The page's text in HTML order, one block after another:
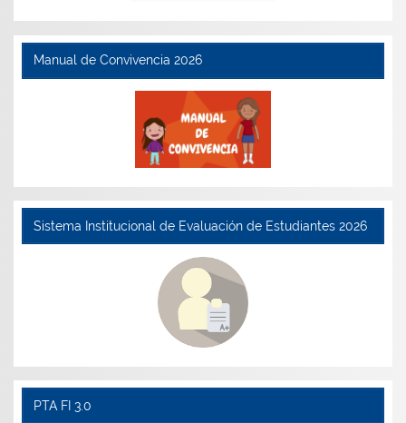
Manual de Convivencia 2026
Sistema Institucional de Evaluación de Estudiantes 2026
PTA FI 3.0